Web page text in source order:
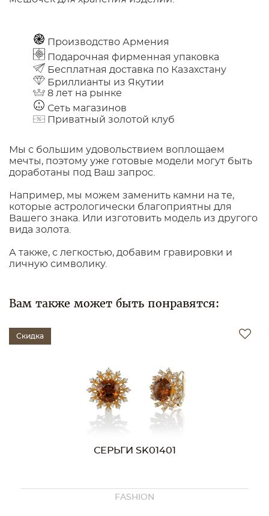
Производство Армения
Подарочная фирменная упаковка
Бесплатная доставка по Казахстану
Бриллианты из Якутии
8 лет на рынке
Сеть магазинов
Приватный золотой клуб
Мы с большим удовольствием воплощаем
мечты, поэтому уже готовые модели могут быть
доработаны под Ваш запрос.
Например, мы можем заменить камни на те,
которые астрологически благоприятны для
Вашего знака. Или изготовить модель из другого
вида золота.
А также, с легкостью, добавим гравировки и
личную символику.
Вам также может быть понравятся:
Скидка
СЕРЬГИ SK01246
FASHION